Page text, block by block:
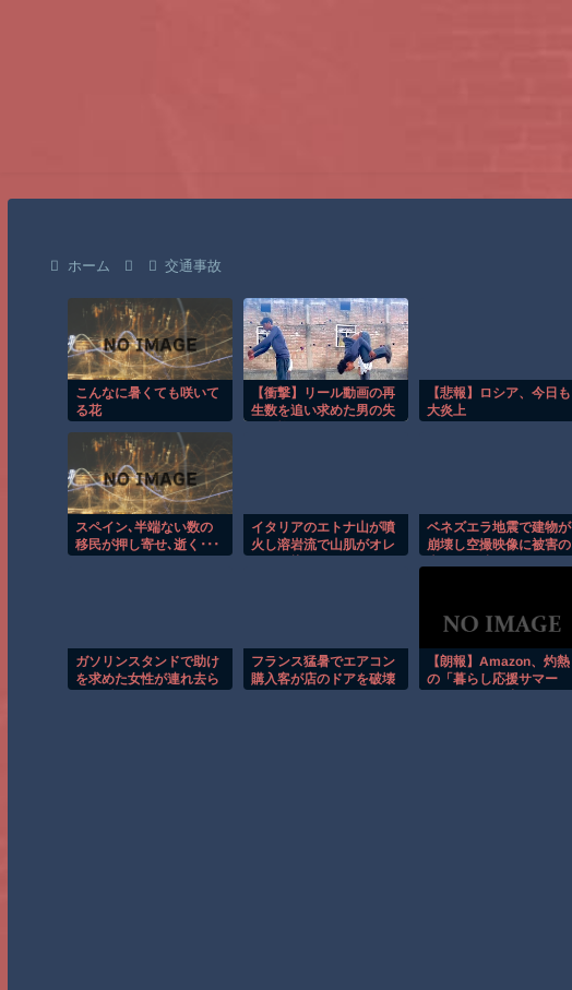
ホーム 交通事故
こんなに暑くても咲いて
る花
【衝撃】リール動画の再
生数を追い求めた男の失
【悲報】ロシア、今日も
大炎上
スペイン､半端ない数の
移民が押し寄せ､逝く･･･
イタリアのエトナ山が噴
火し溶岩流で山肌がオレ
ベネズエラ地震で建物が
崩壊し空撮映像に被害の
ガソリンスタンドで助け
を求めた女性が連れ去ら
フランス猛暑でエアコン
購入客が店のドアを破壊
【朗報】Amazon、灼熱
の「暮らし応援サマー